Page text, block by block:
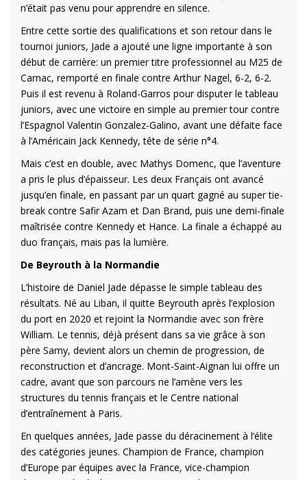
n’était pas venu pour apprendre en silence.
Entre cette sortie des qualifications et son retour dans le
tournoi juniors, Jade a ajouté une ligne importante à son
début de carrière: un premier titre professionnel au M25 de
Carnac, remporté en finale contre Arthur Nagel, 6-2, 6-2.
Puis il est revenu à Roland-Garros pour disputer le tableau
juniors, avec une victoire en simple au premier tour contre
l’Espagnol Valentin Gonzalez-Galino, avant une défaite face
à l’Américain Jack Kennedy, tête de série n°4.
Mais c’est en double, avec Mathys Domenc, que l’aventure
a pris le plus d’épaisseur. Les deux Français ont avancé
jusqu’en finale, en passant par un quart gagné au super tie-
break contre Safir Azam et Dan Brand, puis une demi-finale
maîtrisée contre Kennedy et Hance. La finale a échappé au
duo français, mais pas la lumière.
De Beyrouth à la Normandie
L’histoire de Daniel Jade dépasse le simple tableau des
résultats. Né au Liban, il quitte Beyrouth après l’explosion
du port en 2020 et rejoint la Normandie avec son frère
William. Le tennis, déjà présent dans sa vie grâce à son
père Samy, devient alors un chemin de progression, de
reconstruction et d’ancrage. Mont-Saint-Aignan lui offre un
cadre, avant que son parcours ne l’amène vers les
structures du tennis français et le Centre national
d’entraînement à Paris.
En quelques années, Jade passe du déracinement à l’élite
des catégories jeunes. Champion de France, champion
d’Europe par équipes avec la France, vice-champion